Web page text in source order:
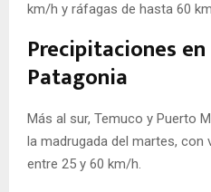
km/h y ráfagas de hasta 60
Precipitaciones
Patagonia
Más al sur, Temuco y Puerto
la madrugada del martes, con
entre 25 y 60 km/h.